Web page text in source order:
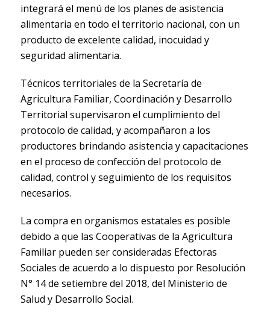
integrará el menú de los planes de asistencia
alimentaria en todo el territorio nacional, con un
producto de excelente calidad, inocuidad y
seguridad alimentaria.
Técnicos territoriales de la Secretaría de
Agricultura Familiar, Coordinación y Desarrollo
Territorial supervisaron el cumplimiento del
protocolo de calidad, y acompañaron a los
productores brindando asistencia y capacitaciones
en el proceso de confección del protocolo de
calidad, control y seguimiento de los requisitos
necesarios.
La compra en organismos estatales es posible
debido a que las Cooperativas de la Agricultura
Familiar pueden ser consideradas Efectoras
Sociales de acuerdo a lo dispuesto por Resolución
N° 14 de setiembre del 2018, del Ministerio de
Salud y Desarrollo Social.